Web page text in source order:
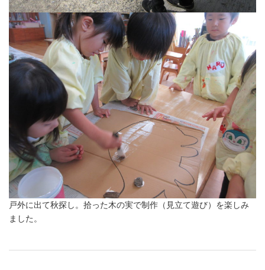
戸外に出て秋探し。拾った木の実で制作（見立て遊び）を楽しみ
ました。